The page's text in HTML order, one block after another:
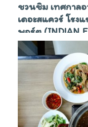
ชวนชิม เทศกาล
เดอะสแควร์ โรง
พอร์ต (INDIAN
Novoltel